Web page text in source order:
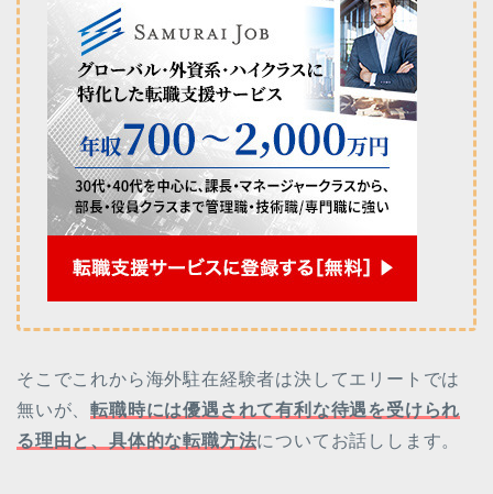
そこでこれから海外駐在経験者は決してエリートでは
無いが、転職時には優遇されて有利な待遇を受けられ
る理由と、具体的な転職方法についてお話しします。